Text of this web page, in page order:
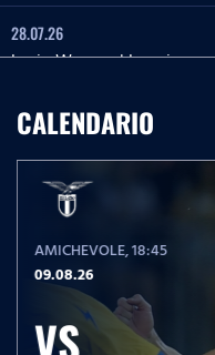
28.07.26
Lazio Women | Le prime
Lazio Women | Le parole
Lazio Style Tv
27.07.26
Lazio Women | Le prime
in biancoceleste
CALENDARIO
AMICHEVOLE, 18:45
09.08.26
VS